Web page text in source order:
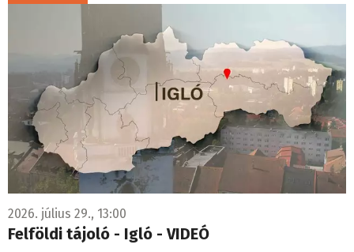
2026. július 29., 13:00
Felföldi tájoló - Igló - VIDEÓ